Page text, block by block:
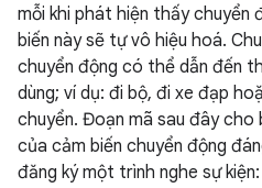
mỗi khi phát hiện thấy chuyển
biến này sẽ tự vô hiệu hoá.
chuyển động có thể dẫn đến
dùng; ví dụ: đi bộ, đi xe đạp
chuyển. Đoạn mã sau đây
của cảm biến chuyển động
đăng ký một trình nghe sự kiện: